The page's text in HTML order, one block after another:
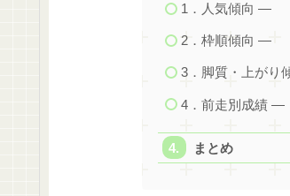
1．人気傾向 ―
2．枠順傾向 ―
3．脚質・上がり
4．前走別成績 ―
まとめ